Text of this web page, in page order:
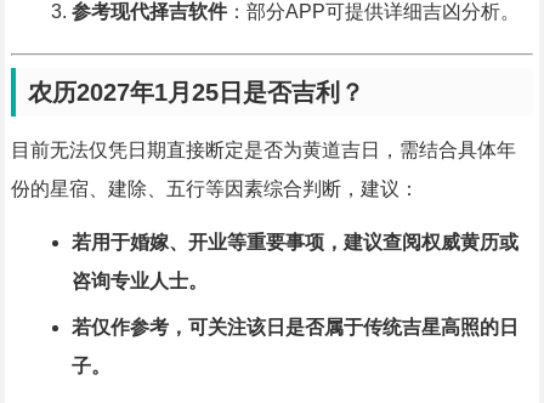
参考现代择吉软件：部分APP可提供详细吉凶分析。
农历2027年1月25日是否吉利？
目前无法仅凭日期直接断定是否为黄道吉日，需结合具体年
份的星宿、建除、五行等因素综合判断，建议：
若用于婚嫁、开业等重要事项，建议查阅权威黄历或
咨询专业人士。
若仅作参考，可关注该日是否属于传统吉星高照的日
子。